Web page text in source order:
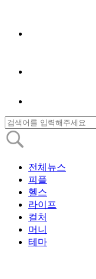
전체뉴스
피플
헬스
라이프
컬처
머니
테마